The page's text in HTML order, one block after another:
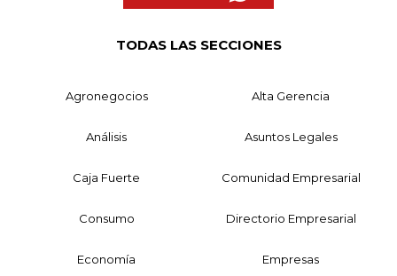
TODAS LAS SECCIONES
Agronegocios Alta Gerencia
Análisis Asuntos Legales
Caja Fuerte Comunidad Empresarial
Consumo Directorio Empresarial
Economía Empresas